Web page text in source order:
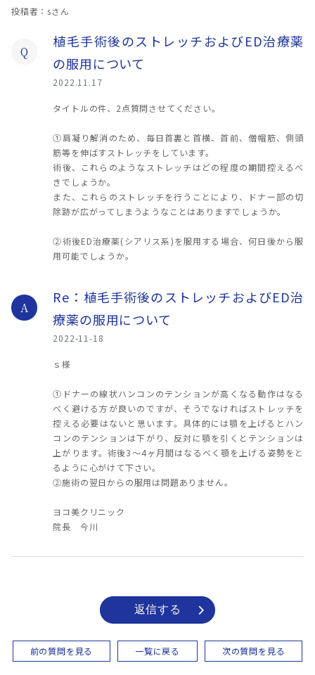
投稿者：sさん
Q
植毛手術後のストレッチおよびED治療薬
の服用について
2022.11.17
タイトルの件、2点質問させてください。
①肩凝り解消のため、毎日首裏と首横、首前、僧帽筋、側頭
筋等を伸ばすストレッチをしています。
術後、これらのようなストレッチはどの程度の期間控えるべ
きでしょうか。
また、これらのストレッチを行うことにより、ドナー部の切
除跡が広がってしまうようなことはありますでしょうか。
②術後ED治療薬(シアリス系)を服用する場合、何日後から服
用可能でしょうか。
A
Re：植毛手術後のストレッチおよびED治
療薬の服用について
2022-11-18
ｓ様
①ドナーの線状ハンコンのテンションが高くなる動作はなる
べく避ける方が良いのですが、そうでなければストレッチを
控える必要はないと思います。具体的には顎を上げるとハン
コンのテンションは下がり、反対に顎を引くとテンションは
上がります。術後3～4ヶ月間はなるべく顎を上げる姿勢をと
るように心がけて下さい。
②施術の翌日からの服用は問題ありません。
ヨコ美クリニック
院長 今川
返信する
前の質問を見る 一覧に戻る 次の質問を見る